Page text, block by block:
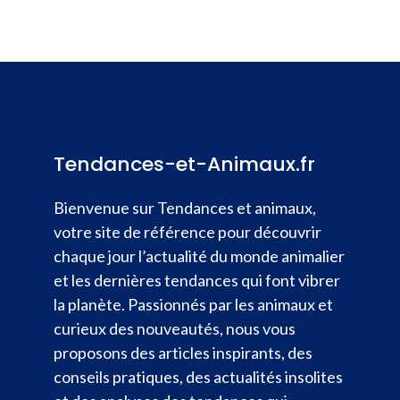
Tendances-et-Animaux.fr
Bienvenue sur Tendances et animaux,
votre site de référence pour découvrir
chaque jour l’actualité du monde animalier
et les dernières tendances qui font vibrer
la planète. Passionnés par les animaux et
curieux des nouveautés, nous vous
proposons des articles inspirants, des
conseils pratiques, des actualités insolites